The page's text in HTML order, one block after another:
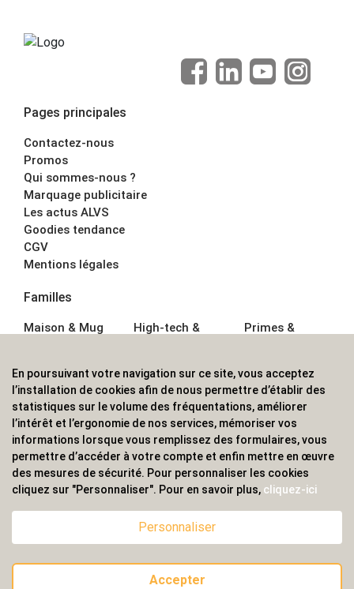
Pages principales
Contactez-nous
Promos
Qui sommes-nous ?
Marquage publicitaire
Les actus ALVS
Goodies tendance
CGV
Mentions légales
Familles
Maison & Mug
Écriture
Bagagerie sacs
High-tech &
Sport &
Outdoor
Enfant
Primes &
Boisson
Textile &
Casquette
Accessoires de
ALVS, fournisseur d'objets publicitaires, pour les
professionnels. Une implantation nationale, une
couverture internationale.
© 2020 ALVS
En poursuivant votre navigation sur ce site, vous acceptez
l’installation de cookies afin de nous permettre d’établir des
statistiques sur le volume des fréquentations, améliorer
l’intérêt et l’ergonomie de nos services, mémoriser vos
informations lorsque vous remplissez des formulaires, vous
permettre d’accéder à votre compte et enfin mettre en œuvre
des mesures de sécurité. Pour personnaliser les cookies
cliquez sur "Personnaliser". Pour en savoir plus, cliquez-ici
Personnaliser
Accepter